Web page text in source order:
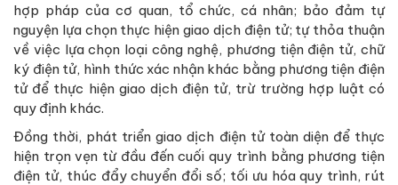
hợp pháp của cơ quan, tổ chức, cá nhân; bảo đảm tự
nguyện lựa chọn thực hiện giao dịch điện tử; tự thỏa thuận
về việc lựa chọn loại công nghệ, phương tiện điện tử, chữ
ký điện tử, hình thức xác nhận khác bằng phương tiện điện
tử để thực hiện giao dịch điện tử, trừ trường hợp luật có
quy định khác.
Đồng thời, phát triển giao dịch điện tử toàn diện để thực
hiện trọn vẹn từ đầu đến cuối quy trình bằng phương tiện
điện tử, thúc đẩy chuyển đổi số; tối ưu hóa quy trình, rút